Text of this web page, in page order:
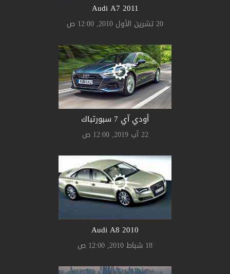
Audi A7 2011
20 تشرين الأول 2010, 12:00 ص
أودي آي 7 سبورتباك
22 آب 2019, 12:00 ص
Audi A8 2010
18 شباط 2010, 12:00 ص